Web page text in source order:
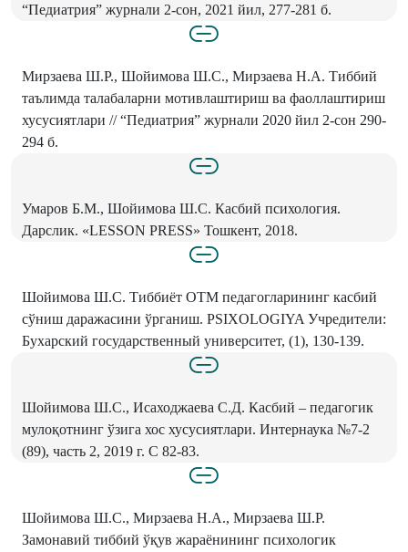
“Педиатрия” журнали 2-сон, 2021 йил, 277-281 б.
Мирзаева Ш.Р., Шойимова Ш.С., Мирзаева Н.А. Тиббий
таълимда талабаларни мотивлаштириш ва фаоллаштириш
хусусиятлари // “Педиатрия” журнали 2020 йил 2-сон 290-
294 б.
Умаров Б.М., Шойимова Ш.С. Касбий психология.
Дарслик. «LESSON PRESS» Тошкент, 2018.
Шойимова Ш.С. Тиббиёт ОТМ педагогларининг касбий
сўниш даражасини ўрганиш. PSIXOLOGIYA Учредители:
Бухарский государственный университет, (1), 130-139.
Шойимова Ш.С., Исаходжаева С.Д. Касбий – педагогик
мулоқотнинг ўзига хос хусусиятлари. Интернаука №7-2
(89), часть 2, 2019 г. С 82-83.
Шойимова Ш.С., Мирзаева Н.А., Мирзаева Ш.Р.
Замонавий тиббий ўқув жараёнининг психологик